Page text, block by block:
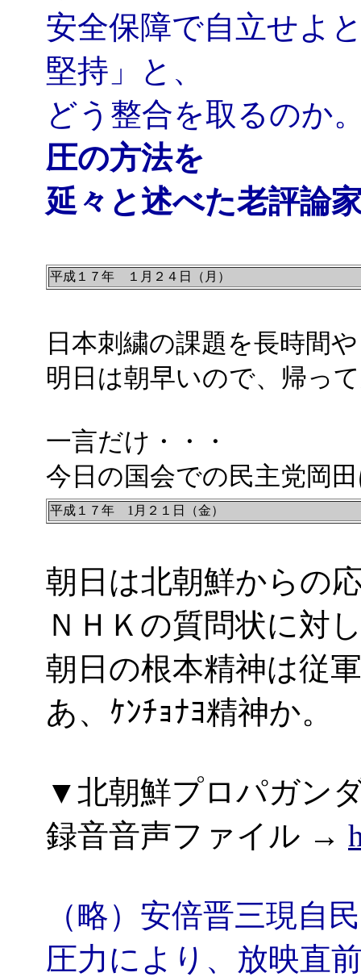
安全保障で自立せよ
堅持」と、
どう整合を取るのか
圧の方法を
延々と述べた老評論
平成１７年 １月２４日（月）
日本刺繍の課題を長時間
明日は朝早いので、帰っ
一言だけ・・・
今日の国会での民主党岡
平成１７年 1月２１日（金）
朝日は北朝鮮からの
ＮＨＫの質問状に対
朝日の根本精神は従
あ、ｹﾝﾁｮﾅﾖ精神か。
▼北朝鮮プロパガン
録音音声ファイル →
（略）安倍晋三現自
圧力により、放映直